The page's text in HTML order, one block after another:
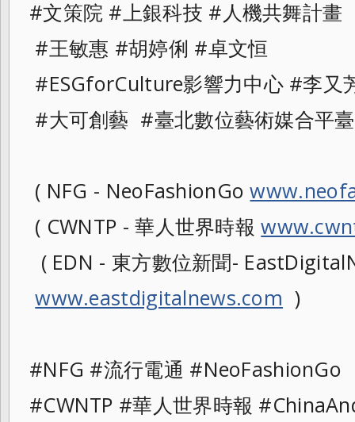
#文策院 #上銀科技 #人機共舞計畫
#王敏惠 #胡婷俐 #卓文恒
#ESGforCulture影響力中心 #李又
#大可創藝 #臺北數位藝術媒合平
( NFG - NeoFashionGo
( CWNTP - 華人世界時報
( EDN - 東方數位新聞-
www.eastdigitalnews.com )
#NFG #流行電通
#CWNTP #華人世界時報